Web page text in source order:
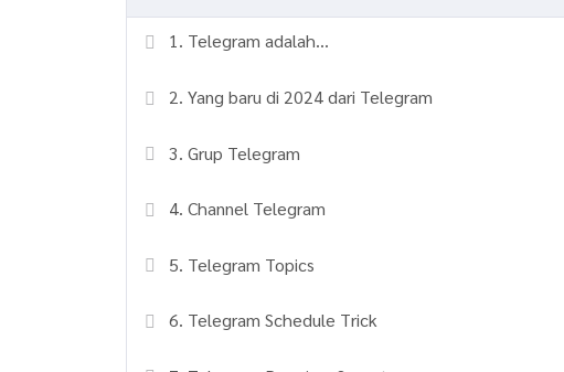
1. Telegram adalah…
2. Yang baru di 2024 dari Telegram
3. Grup Telegram
4. Channel Telegram
5. Telegram Topics
6. Telegram Schedule Trick